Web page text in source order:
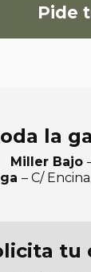
Pide
la
Miller Bajo
– C/
tu